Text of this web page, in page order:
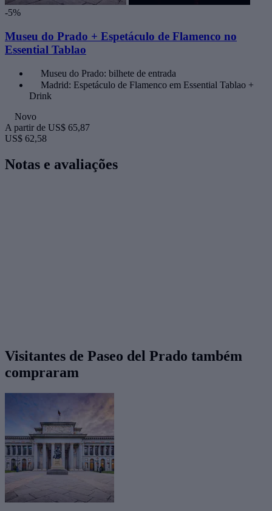
-5%
Museu do Prado + Espetáculo de Flamenco no
Essential Tablao
Museu do Prado: bilhete de entrada
Madrid: Espetáculo de Flamenco em Essential Tablao +
Drink
Novo
A partir de US$ 65,87
US$ 62,58
Notas e avaliações
Visitantes de Paseo del Prado também
compraram